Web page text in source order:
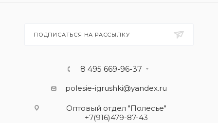
ПОДПИСАТЬСЯ НА РАССЫЛКУ
8 495 669-96-37
polesie-igrushki@yandex.ru
Оптовый отдел "Полесье"
+7(916)479-87-43